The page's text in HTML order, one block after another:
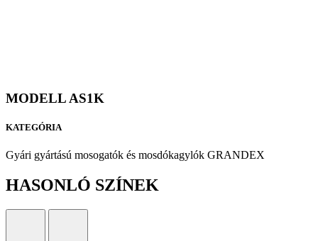
MODELL AS1K
KATEGÓRIA
Gyári gyártású mosogatók és mosdókagylók GRANDEX
HASONLÓ SZÍNEK